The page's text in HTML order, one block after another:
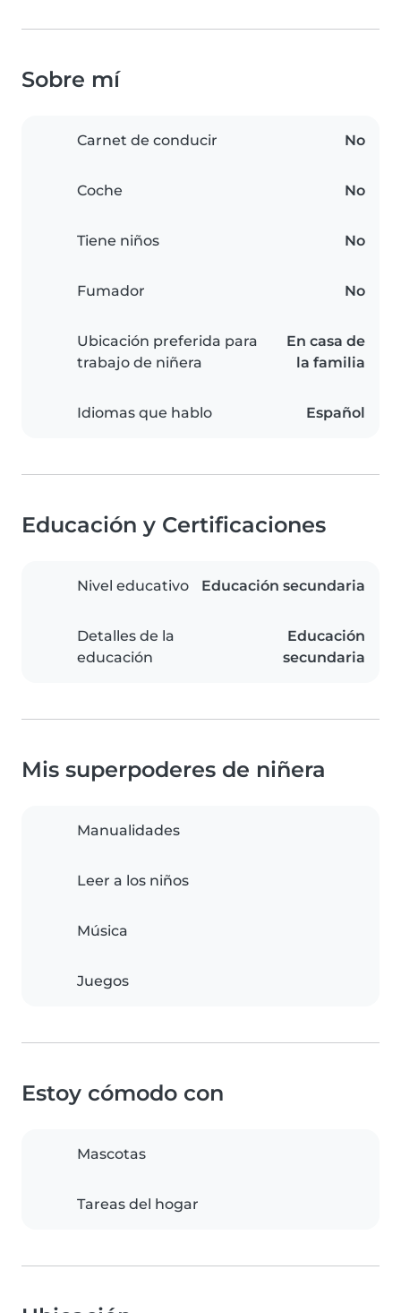
Sobre mí
Carnet de conducir No
Coche No
Tiene niños No
Fumador No
Ubicación preferida para
trabajo de niñera
En casa de
la familia
Idiomas que hablo Español
Educación y Certificaciones
Nivel educativo Educación secundaria
Detalles de la
educación
Educación
secundaria
Mis superpoderes de niñera
Manualidades
Leer a los niños
Música
Juegos
Estoy cómodo con
Mascotas
Tareas del hogar